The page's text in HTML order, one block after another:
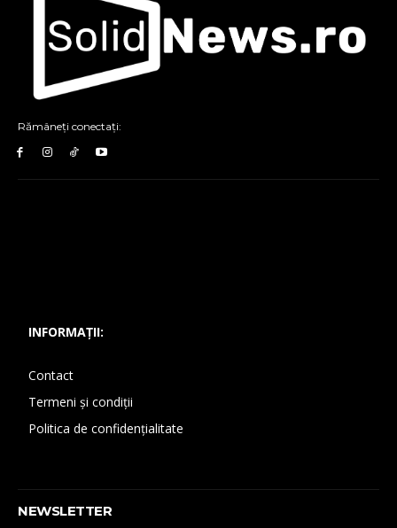
Rămâneți conectați:
INFORMAȚII:
Contact
Termeni și condiții
Politica de confidențialitate
NEWSLETTER